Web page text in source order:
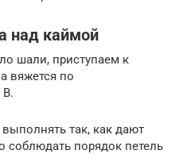
над каймой
шали, приступаем к
вяжется по
так, как дают
соблюдать порядок петель